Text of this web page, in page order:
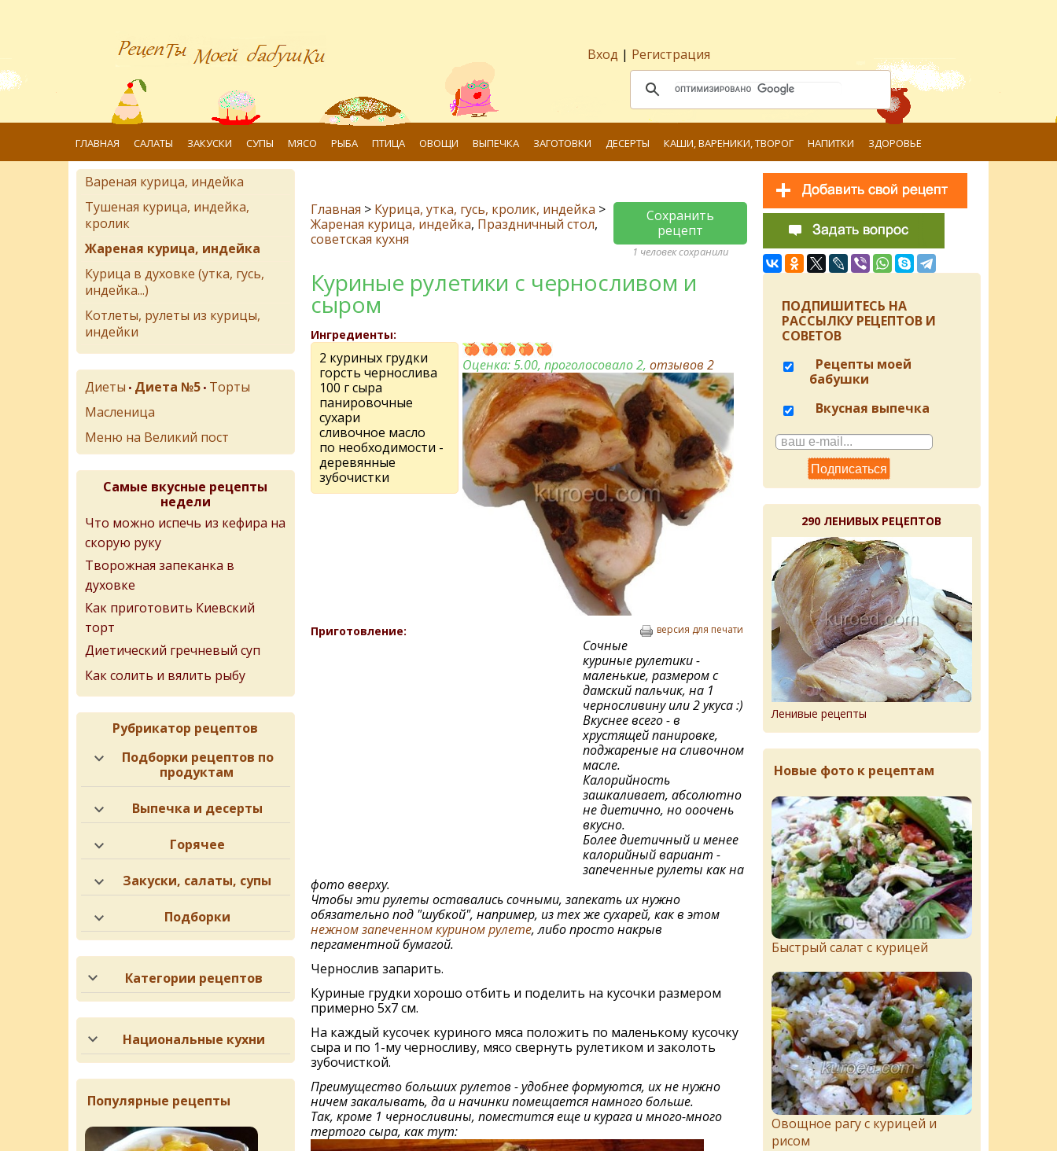
Вход | Регистрация
ГЛАВНАЯ САЛАТЫ ЗАКУСКИ СУПЫ МЯСО РЫБА ПТИЦА ОВОЩИ ВЫПЕЧКА ЗАГОТОВКИ ДЕСЕРТЫ КАШИ, ВАРЕНИКИ, ТВОРОГ НАПИТКИ ЗДОРОВЬЕ
Главная > Курица, утка, гусь, кролик, индейка >
Жареная курица, индейка, Праздничный стол,
советская кухня
Сохранить
рецепт
1 человек сохранили
Куриные рулетики с черносливом и
сыром
Ингредиенты:
2 куриных грудки
горсть чернослива
100 г сыра
панировочные
сухари
сливочное масло
по необходимости -
деревянные
зубочистки
Оценка:5.00, проголосовало 2,отзывов2
Приготовление: версия для печати
Сочные
куриные рулетики -
маленькие, размером с
дамский пальчик, на 1
черносливину или 2 укуса :)
Вкуснее всего - в
хрустящей панировке,
поджареные на сливочном
масле.
Калорийность
зашкаливает, абсолютно
не диетично, но ооочень
вкусно.
Более диетичный и менее
калорийный вариант -
запеченные рулеты как на
фото вверху.
Чтобы эти рулеты оставались сочными, запекать их нужно
обязательно под "шубкой", например, из тех же сухарей, как в этом
нежном запеченном курином рулете, либо просто накрыв
пергаментной бумагой.
Чернослив запарить.
Куриные грудки хорошо отбить и поделить на кусочки размером
примерно 5х7 см.
На каждый кусочек куриного мяса положить по маленькому кусочку
сыра и по 1-му черносливу, мясо свернуть рулетиком и заколоть
зубочисткой.
Преимущество больших рулетов - удобнее формуются, их не нужно
ничем закалывать, да и начинки помещается намного больше.
Так, кроме 1 черносливины, поместится еще и курага и много-много
тертого сыра, как тут:
Вареная курица, индейка
Тушеная курица, индейка,
кролик
Жареная курица, индейка
Курица в духовке (утка, гусь,
индейка...)
Котлеты, рулеты из курицы,
индейки
Диеты • Диета №5 • Торты
Масленица
Меню на Великий пост
Самые вкусные рецепты
недели
Что можно испечь из кефира на
скорую руку
Творожная запеканка в
духовке
Как приготовить Киевский
торт
Диетический гречневый суп
Как солить и вялить рыбу
Рубрикатор рецептов
Подборки рецептов по
продуктам
Выпечка и десерты
Горячее
Закуски, салаты, супы
Подборки
Категории рецептов
Национальные кухни
Популярные рецепты
ПОДПИШИТЕСЬ НА
РАССЫЛКУ РЕЦЕПТОВ И
СОВЕТОВ
Рецепты моей
бабушки
Вкусная выпечка
290 ЛЕНИВЫХ РЕЦЕПТОВ
Ленивые рецепты
Новые фото к рецептам
Быстрый салат с курицей
Овощное рагу с курицей и
рисом